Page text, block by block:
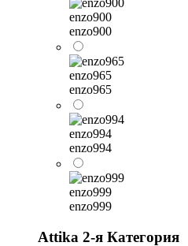
enzo900
enzo900
enzo965
enzo965
enzo994
enzo994
enzo999
enzo999
Attika 2-я Категория